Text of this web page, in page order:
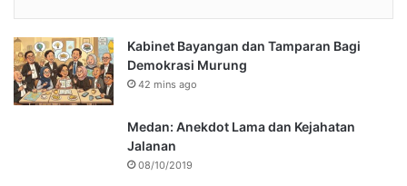
Kabinet Bayangan dan Tamparan Bagi
Demokrasi Murung
42 mins ago
Medan: Anekdot Lama dan Kejahatan
Jalanan
08/10/2019